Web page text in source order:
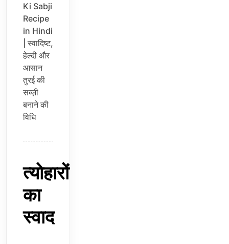
Ki Sabji
Recipe
in Hindi
| स्वादिष्ट,
हेल्दी और
आसान
तुरई की
सब्ज़ी
बनाने की
विधि
त्योहारों
का
स्वाद